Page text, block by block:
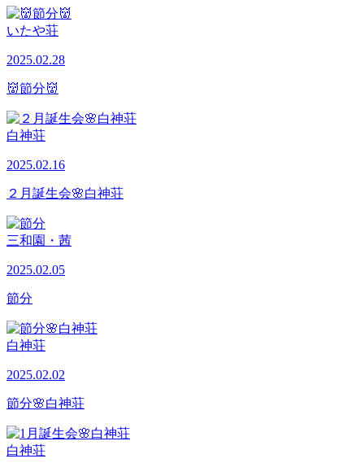
いたや荘
2025.02.28
👹節分👹
白神荘
2025.02.16
２月誕生会🌸白神荘
三和園・茜
2025.02.05
節分
白神荘
2025.02.02
節分🌸白神荘
白神荘